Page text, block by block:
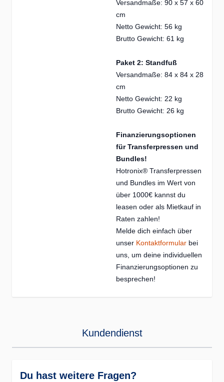
Versandmaße: 90 x 57 x 60
cm
Netto Gewicht: 56 kg
Brutto Gewicht: 61 kg
Paket 2: Standfuß
Versandmaße: 84 x 84 x 28
cm
Netto Gewicht: 22 kg
Brutto Gewicht: 26 kg
Finanzierungsoptionen
für Transferpressen und
Bundles!
Hotronix® Transferpressen
und Bundles im Wert von
über 1000€ kannst du
leasen oder als Mietkauf in
Raten zahlen!
Melde dich einfach über
unser Kontaktformular bei
uns, um deine individuellen
Finanzierungsoptionen zu
besprechen!
Kundendienst
Du hast weitere Fragen?